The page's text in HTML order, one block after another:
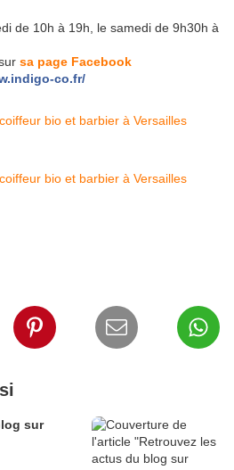
de 10h à 19h, le samedi de 9h30h à
sa page Facebook
co.fr/
sur